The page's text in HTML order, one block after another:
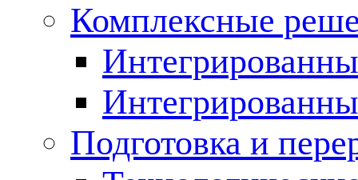
Комплексные
Подготовка и